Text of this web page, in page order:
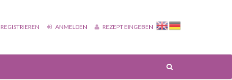
REGISTRIEREN ANMELDEN REZEPT EINGEBEN